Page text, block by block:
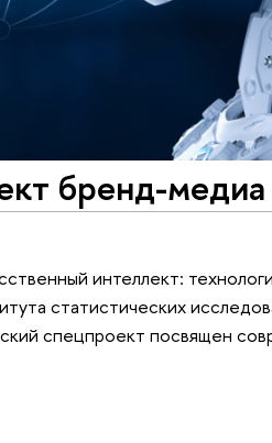
бренд-
интеллект:
статистических
спецпроект посвящен